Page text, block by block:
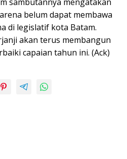
belum dapat membawa
di legislatif kota Batam.
akan terus membangun
capaian tahun ini. (Ack)